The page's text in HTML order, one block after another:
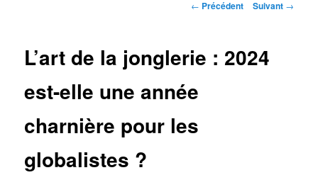
Navigation
← Précédent Suivant →
L’art de la jonglerie : 2024
est-elle une année
charnière pour les
globalistes ?